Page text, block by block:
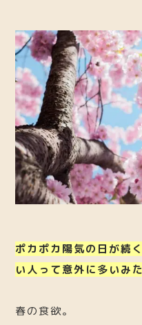
ポカポカ陽気の日が続
い人って意外に多いみ
春の食欲。